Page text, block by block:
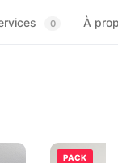
0 À
PACK